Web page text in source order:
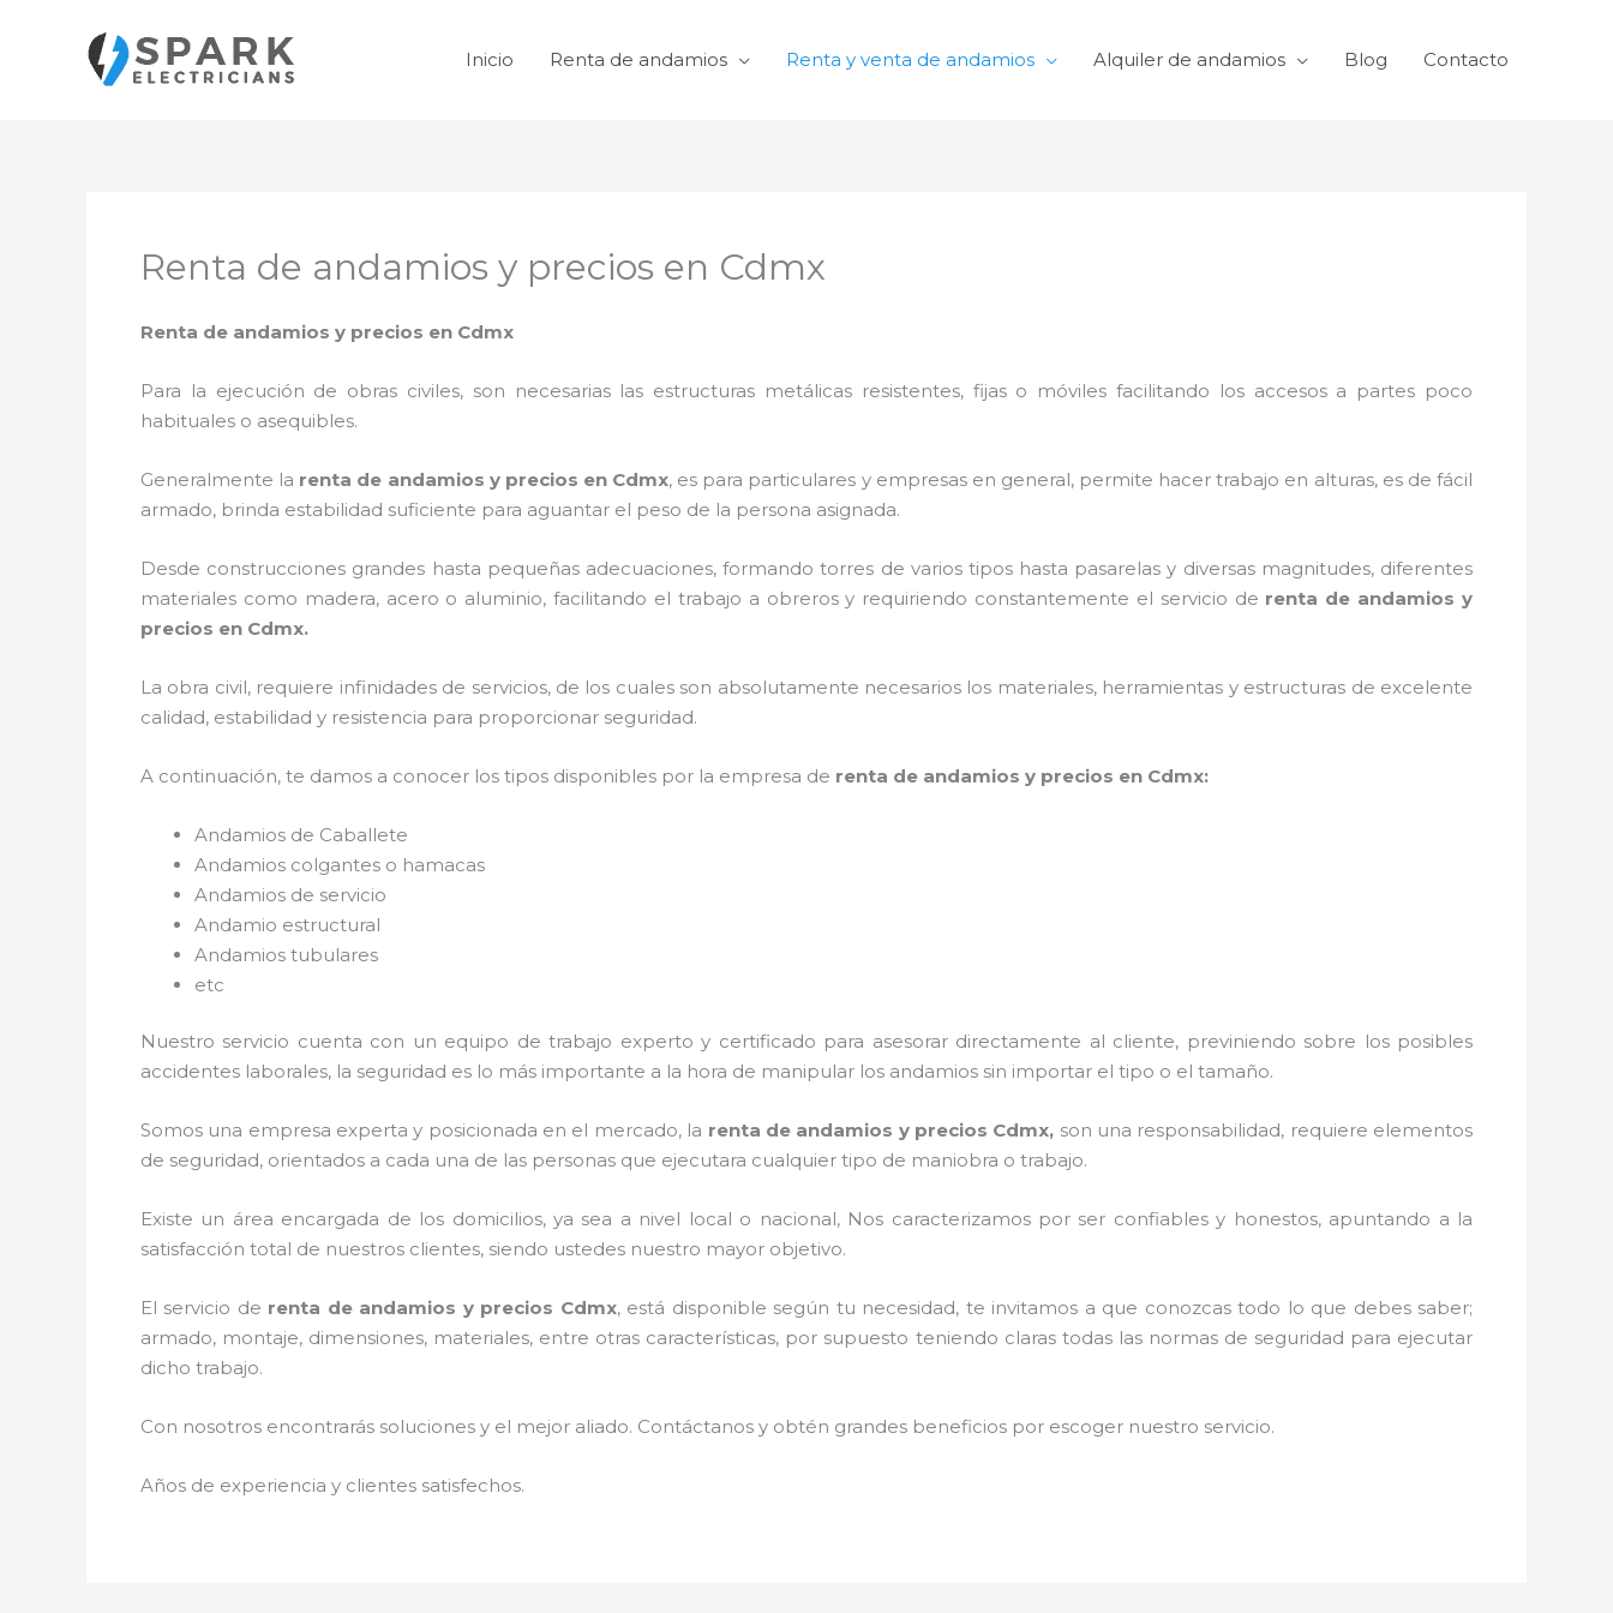
contenido
Inicio Renta de andamios Renta y venta de andamios Alquiler de andamios Blog Contacto
Renta de andamios y precios en Cdmx
Renta de andamios y precios en Cdmx
Para la ejecución de obras civiles, son necesarias las estructuras metálicas resistentes, fijas o móviles facilitando los accesos a partes poco
habituales o asequibles.
Generalmente la renta de andamios y precios en Cdmx, es para particulares y empresas en general, permite hacer trabajo en alturas, es de fácil
armado, brinda estabilidad suficiente para aguantar el peso de la persona asignada.
Desde construcciones grandes hasta pequeñas adecuaciones, formando torres de varios tipos hasta pasarelas y diversas magnitudes, diferentes
materiales como madera, acero o aluminio, facilitando el trabajo a obreros y requiriendo constantemente el servicio de renta de andamios y
precios en Cdmx.
La obra civil, requiere infinidades de servicios, de los cuales son absolutamente necesarios los materiales, herramientas y estructuras de excelente
calidad, estabilidad y resistencia para proporcionar seguridad.
A continuación, te damos a conocer los tipos disponibles por la empresa de renta de andamios y precios en Cdmx:
Andamios de Caballete
Andamios colgantes o hamacas
Andamios de servicio
Andamio estructural
Andamios tubulares
etc
Nuestro servicio cuenta con un equipo de trabajo experto y certificado para asesorar directamente al cliente, previniendo sobre los posibles
accidentes laborales, la seguridad es lo más importante a la hora de manipular los andamios sin importar el tipo o el tamaño.
Somos una empresa experta y posicionada en el mercado, la renta de andamios y precios Cdmx, son una responsabilidad, requiere elementos
de seguridad, orientados a cada una de las personas que ejecutara cualquier tipo de maniobra o trabajo.
Existe un área encargada de los domicilios, ya sea a nivel local o nacional, Nos caracterizamos por ser confiables y honestos, apuntando a la
satisfacción total de nuestros clientes, siendo ustedes nuestro mayor objetivo.
El servicio de renta de andamios y precios Cdmx, está disponible según tu necesidad, te invitamos a que conozcas todo lo que debes saber;
armado, montaje, dimensiones, materiales, entre otras características, por supuesto teniendo claras todas las normas de seguridad para ejecutar
dicho trabajo.
Con nosotros encontrarás soluciones y el mejor aliado. Contáctanos y obtén grandes beneficios por escoger nuestro servicio.
Años de experiencia y clientes satisfechos.